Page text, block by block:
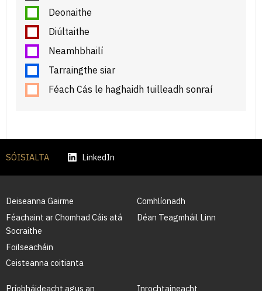
Deonaithe
Diúltaithe
Neamhbhailí
Tarraingthe siar
Féach Cás le haghaidh tuilleadh sonraí
SÓISIALTA LinkedIn
Deiseanna Gairme
Féachaint ar Chomhad Cáis atá
Socraithe
Foilseacháin
Ceisteanna coitianta
Comhlíonadh
Déan Teagmháil Linn
Príobháideacht agus an Inrochtaineacht